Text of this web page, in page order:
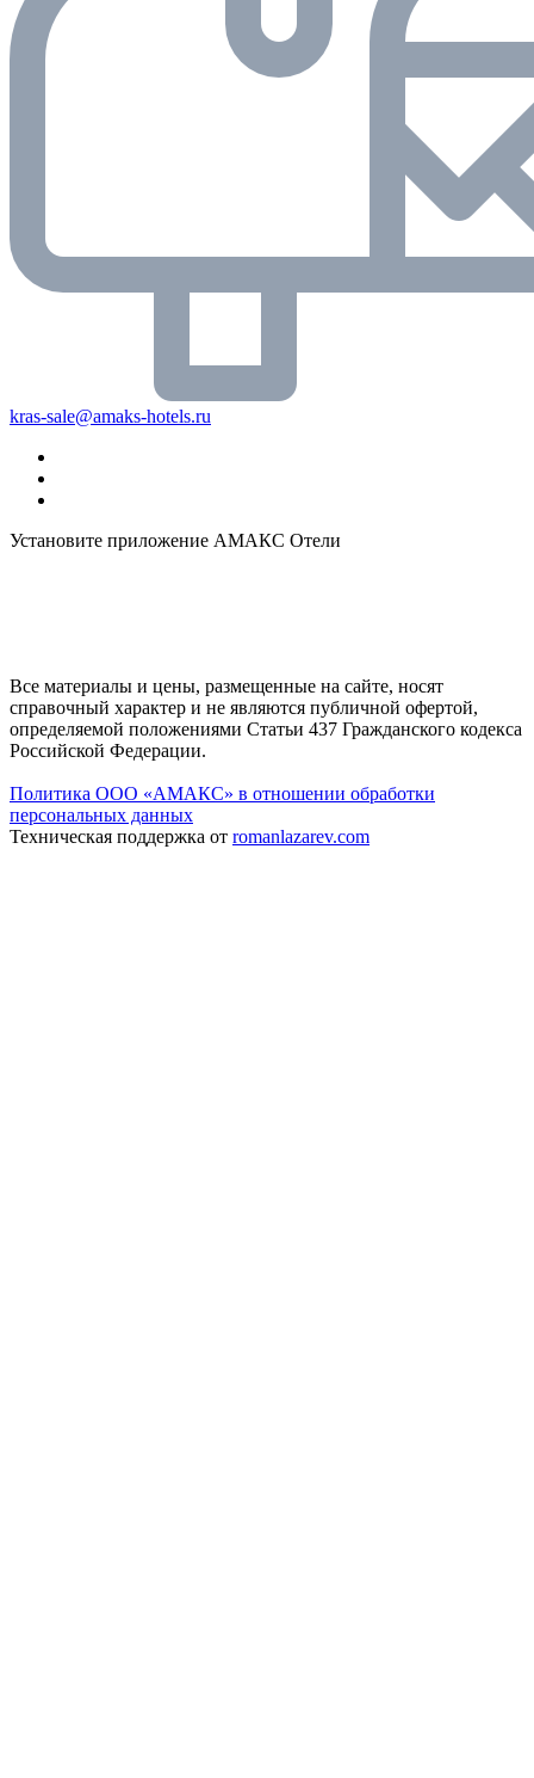
kras-sale@amaks-hotels.ru
Установите приложение АМАКС Отели
Все материалы и цены, размещенные на сайте, носят
справочный характер и не являются публичной офертой,
определяемой положениями Статьи 437 Гражданского кодекса
Российской Федерации.
Политика ООО «АМАКС» в отношении обработки
персональных данных
Техническая поддержка от romanlazarev.com